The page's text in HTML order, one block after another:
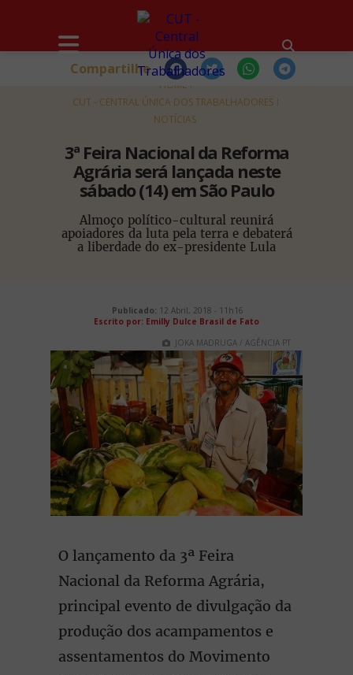
HOME
CUT - CENTRAL ÚNICA DOS TRABALHADORES
NOTÍCIAS
3ª Feira Nacional da Reforma
Agrária será lançada neste
sábado (14) em São Paulo
Almoço político-cultural reunirá
apoiadores da luta pela terra e debaterá
a liberdade do ex-presidente Lula
Compartilhe
Publicado: 12 Abril, 2018 - 11h16
Escrito por: Emilly Dulce Brasil de Fato
JOKA MADRUGA / AGÊNCIA PT
O lançamento da 3ª Feira
Nacional da Reforma Agrária,
principal evento de divulgação da
produção dos acampamentos e
assentamentos do Movimento